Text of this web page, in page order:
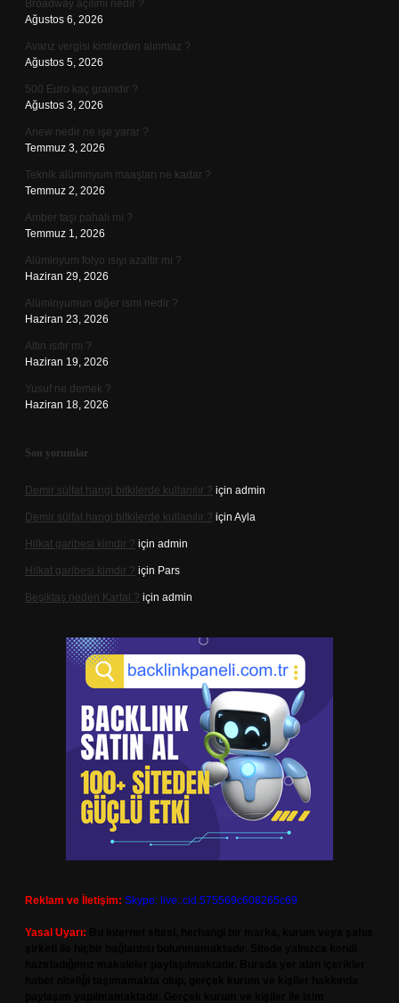
Broadway açılımı nedir ?
Ağustos 6, 2026
Avarız vergisi kimlerden alınmaz ?
Ağustos 5, 2026
500 Euro kaç gramdır ?
Ağustos 3, 2026
Anew nedir ne işe yarar ?
Temmuz 3, 2026
Teknik alüminyum maaşları ne kadar ?
Temmuz 2, 2026
Amber taşı pahalı mı ?
Temmuz 1, 2026
Alüminyum folyo ısıyı azaltır mı ?
Haziran 29, 2026
Alüminyumun diğer ismi nedir ?
Haziran 23, 2026
Altın ısıtır mı ?
Haziran 19, 2026
Yusuf ne demek ?
Haziran 18, 2026
Son yorumlar
Demir sülfat hangi bitkilerde kullanılır ? için admin
Demir sülfat hangi bitkilerde kullanılır ? için Ayla
Hilkat garibesi kimdir ? için admin
Hilkat garibesi kimdir ? için Pars
Beşiktaş neden Kartal ? için admin
Reklam ve İletişim: Skype: live:.cid.575569c608265c69
Yasal Uyarı: